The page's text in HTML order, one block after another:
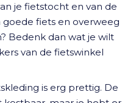
je fietstocht en van de
fiets en overweeg
Bedenk dan wat je wilt
van de fietswinkel
is erg prettig. De